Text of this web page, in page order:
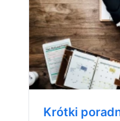
Krótki